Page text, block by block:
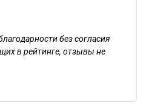
без согласия
в рейтинге, отзывы не